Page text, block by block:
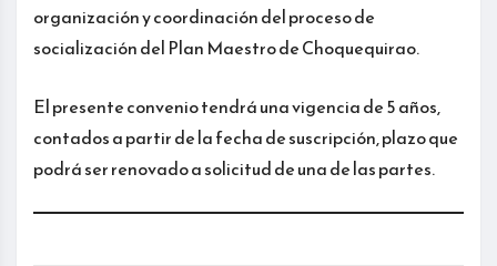
organización y coordinación del proceso de
socialización del Plan Maestro de Choquequirao.
El presente convenio tendrá una vigencia de 5 años,
contados a partir de la fecha de suscripción, plazo que
podrá ser renovado a solicitud de una de las partes.